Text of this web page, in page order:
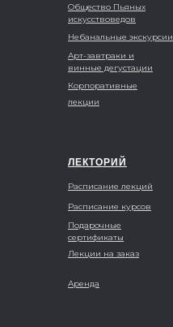
Расписание лекций
Расписание курсов
Общество Пьяных
искусствоведов
Арт-завтраки и
винные дегустации
Корпоративные
лекции
Лекции на заказ
Небанальные экскурсии
ЛЕКТОРИЙ
Подарочные
сертификаты
Аренда